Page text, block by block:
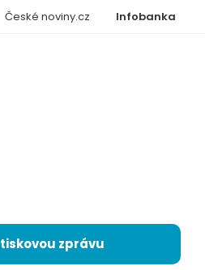
Infobanka
České noviny.cz
zprávu